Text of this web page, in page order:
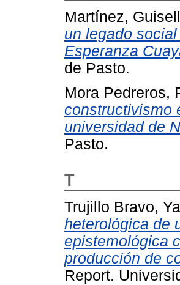
Martínez, Guisell
un legado
Esperanza
de Pasto.
Mora Pedreros,
constructivismo
universidad de
Pasto.
T
Trujillo Bravo,
heterológica de
epistemológica
producción de
Report.